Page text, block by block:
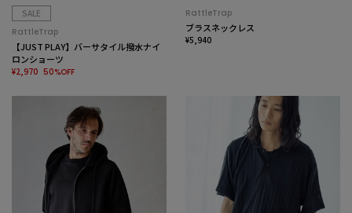
SALE
RattleTrap
【JUST PLAY】バーサタイル撥水ナイ
ロンショーツ
¥2,970 50%OFF
RattleTrap
ブラスネックレス
¥5,940